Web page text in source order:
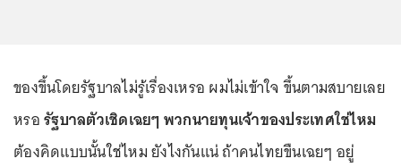
ของขึ้นโดยรัฐบาลไม่รู้เรื่องเหรอ ผมไม่เข้าใจ ขึ้นตามสบายเลย
หรอรัฐบาลตัวเชิดเฉยๆ พวกนายทุนเจ้าของประเทศใช่ไหม
ต้องคิดแบบนั้นใช่ไหม ยังไงกันแน่ ถ้าคนไทยขืนเฉยๆ อยู่